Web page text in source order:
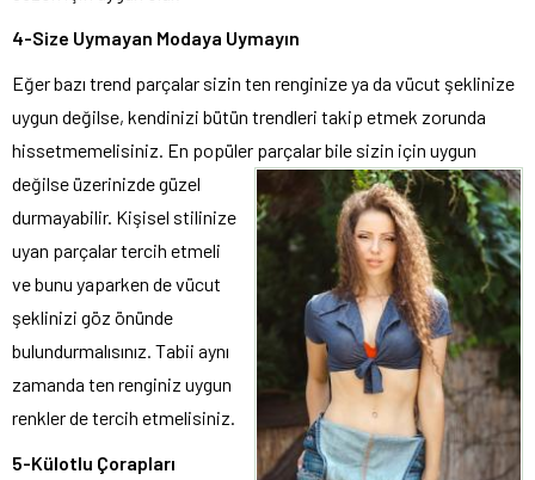
4-Size Uymayan Modaya Uymayın
Eğer bazı trend parçalar sizin ten renginize ya da vücut şeklinize
uygun değilse, kendinizi bütün trendleri takip etmek zorunda
hissetmemelisiniz. En popüler parçalar bile sizin için uygun
değilseüzerinizde güzel
durmayabilir. Kişisel stilinize
uyan parçalar tercih etmeli
ve bunu yaparken de vücut
şeklinizi göz önünde
bulundurmalısınız. Tabii aynı
zamanda ten renginiz uygun
renkler de tercih etmelisiniz.
5-Külotlu Çorapları